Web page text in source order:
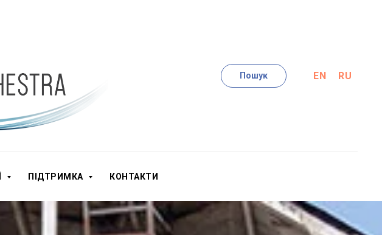
Пошук EN RU
ПІДТРИМКА КОНТАКТИ